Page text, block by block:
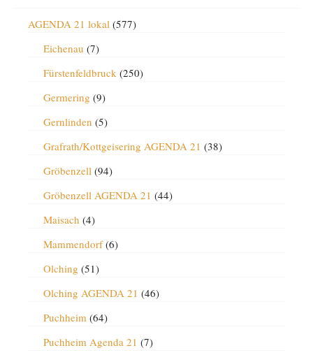
AGENDA 21 lokal (577)
Eichenau (7)
Fürstenfeldbruck (250)
Germering (9)
Gernlinden (5)
Grafrath/Kottgeisering AGENDA 21 (38)
Gröbenzell (94)
Gröbenzell AGENDA 21 (44)
Maisach (4)
Mammendorf(6)
Olching (51)
Olching AGENDA 21 (46)
Puchheim (64)
Puchheim Agenda 21 (7)